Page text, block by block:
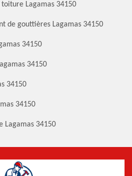
Lagamas 34150
de gouttières Lagamas 34150
34150
34150
34150
34150
Lagamas 34150